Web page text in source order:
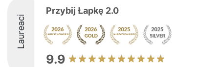
Laureaci
Przybij Łapkę 2.0
9.9